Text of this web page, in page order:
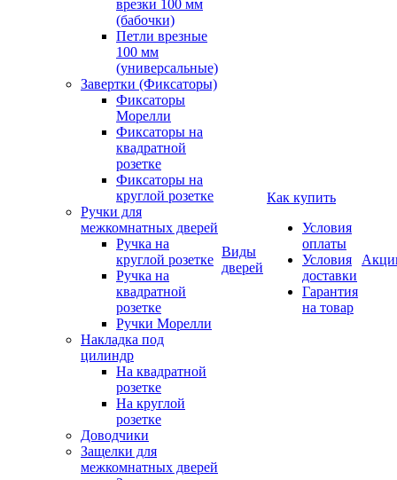
врезки 100 мм
(бабочки)
Петли врезные
100 мм
(универсальные)
Завертки (Фиксаторы)
Фиксаторы
Морелли
Фиксаторы на
квадратной
розетке
Фиксаторы на
круглой розетке
Ручки для
межкомнатных дверей
Ручка на
круглой розетке
Ручка на
квадратной
розетке
Ручки Морелли
Накладка под
цилиндр
На квадратной
розетке
На круглой
розетке
Доводчики
Защелки для
межкомнатных дверей
Виды
дверей
Как купить
Условия
оплаты
Условия
доставки
Гарантия
на товар